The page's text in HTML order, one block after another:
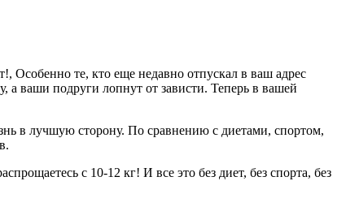
Особенно те, кто еще недавно отпускал в ваш адрес
а ваши подруги лопнут от зависти. Теперь в вашей
в лучшую сторону. По сравнению с диетами, спортом,
с 10-12 кг! И все это без диет, без спорта, без